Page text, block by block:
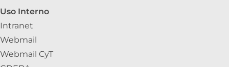
Uso Interno
Intranet
Webmail
Webmail CyT